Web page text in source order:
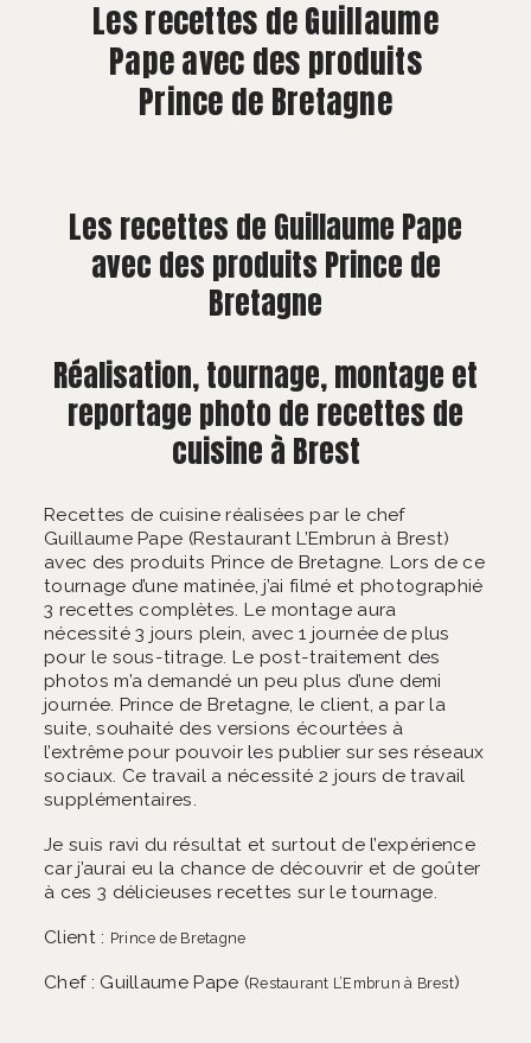
CONTACT
Les recettes de Guillaume
Pape avec des produits
Prince de Bretagne
Les recettes de Guillaume Pape
avec des produits Prince de
Bretagne
Réalisation, tournage, montage et
reportage photo de recettes de
cuisine à Brest
Recettes de cuisine réalisées par le chef
Guillaume Pape (Restaurant L’Embrun à Brest)
avec des produits Prince de Bretagne. Lors de ce
tournage d’une matinée, j’ai filmé et photographié
3 recettes complètes. Le montage aura
nécessité 3 jours plein, avec 1 journée de plus
pour le sous-titrage. Le post-traitement des
photos m’a demandé un peu plus d’une demi
journée. Prince de Bretagne, le client, a par la
suite, souhaité des versions écourtées à
l’extrême pour pouvoir les publier sur ses réseaux
sociaux. Ce travail a nécessité 2 jours de travail
supplémentaires.
Je suis ravi du résultat et surtout de l’expérience
car j’aurai eu la chance de découvrir et de goûter
à ces 3 délicieuses recettes sur le tournage.
Client : Prince de Bretagne
Chef : Guillaume Pape (Restaurant L’Embrun à Brest)